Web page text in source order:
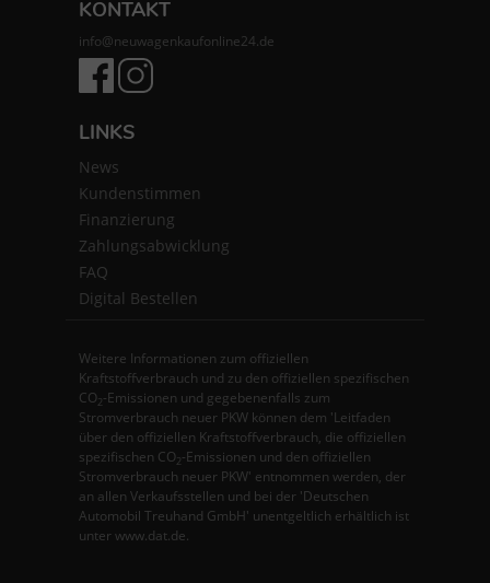
KONTAKT
info@neuwagenkaufonline24.de
LINKS
News
Kundenstimmen
Finanzierung
Zahlungsabwicklung
FAQ
Digital Bestellen
Weitere Informationen zum offiziellen
Kraftstoffverbrauch und zu den offiziellen spezifischen
CO2-Emissionen und gegebenenfalls zum
Stromverbrauch neuer PKW können dem 'Leitfaden
über den offiziellen Kraftstoffverbrauch, die offiziellen
spezifischen CO2-Emissionen und den offiziellen
Stromverbrauch neuer PKW' entnommen werden, der
an allen Verkaufsstellen und bei der 'Deutschen
Automobil Treuhand GmbH' unentgeltlich erhältlich ist
unter www.dat.de.